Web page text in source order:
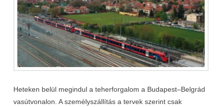
Heteken belül megindul a teherforgalom a Budapest–Belgrád
vasútvonalon. A személyszállítás a tervek szerint csak